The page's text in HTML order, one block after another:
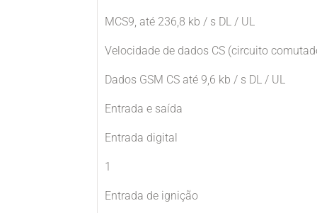
MCS9, até 236,8 kb / s DL / UL
Velocidade de dados CS (circuito
Dados GSM CS até 9,6 kb / s DL / UL
Entrada e saída
Entrada digital
1
Entrada de ignição